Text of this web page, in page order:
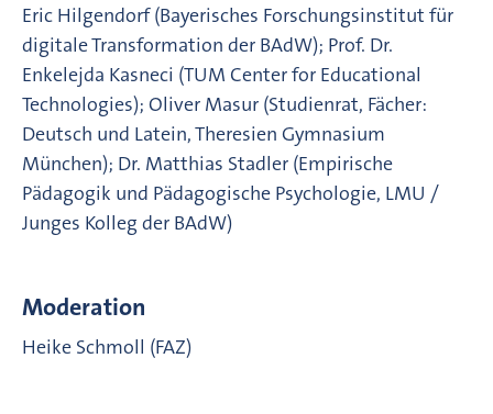
Eric Hilgendorf (Bayerisches Forschungsinstitut für
digitale Transformation der BAdW); Prof. Dr.
Enkelejda Kasneci (TUM Center for Educational
Technologies); Oliver Masur (Studienrat, Fächer:
Deutsch und Latein, Theresien Gymnasium
München); Dr. Matthias Stadler (Empirische
Pädagogik und Pädagogische Psychologie, LMU /
Junges Kolleg der BAdW)
Moderation
Heike Schmoll (FAZ)